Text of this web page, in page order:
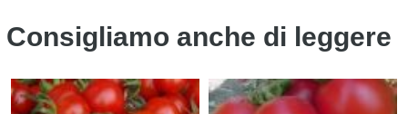
Consigliamo anche di leggere